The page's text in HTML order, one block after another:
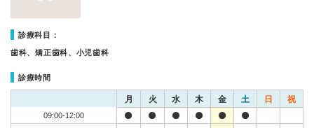
診療科目：
歯科、矯正歯科、小児歯科
診療時間
月 火 水 木 金 土 日 祝
09:00-12:00